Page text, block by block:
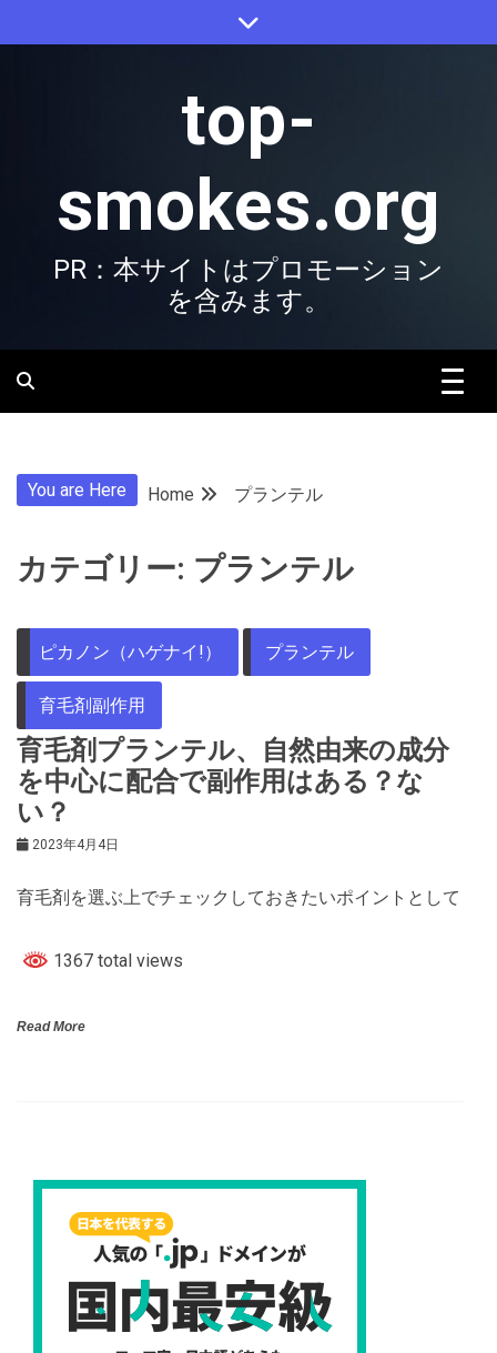
to
top-
smokes.org
PR：本サイトはプロモーション
を含みます。
You are Here Home プランテル
カテゴリー: プランテル
ピカノン（ハゲナイ!） プランテル
育毛剤副作用
育毛剤プランテル、自然由来の成分
を中心に配合で副作用はある？な
い？
2023年4月4日
育毛剤を選ぶ上でチェックしておきたいポイントとして
1367 total views
Read More